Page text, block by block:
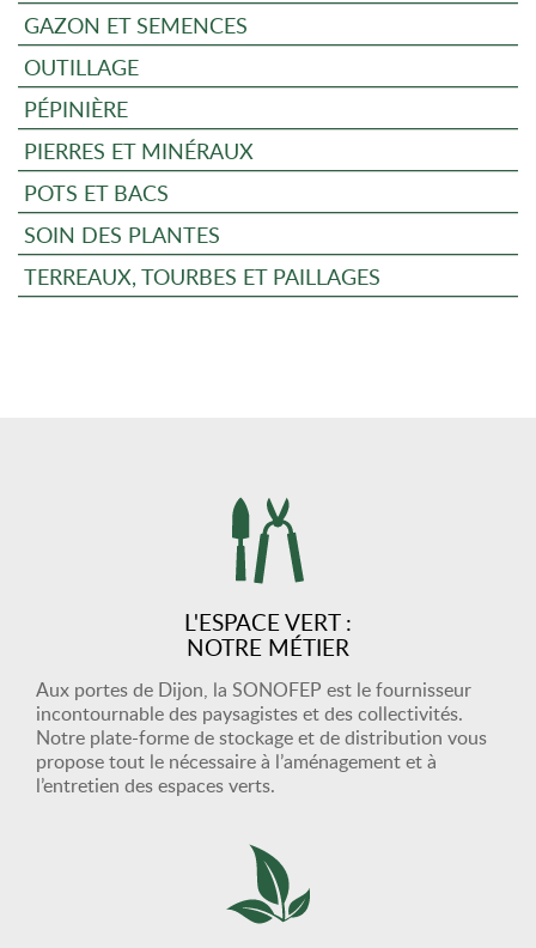
GAZON ET SEMENCES
OUTILLAGE
PÉPINIÈRE
PIERRES ET MINÉRAUX
POTS ET BACS
SOIN DES PLANTES
TERREAUX, TOURBES ET PAILLAGES
L'ESPACE VERT :
NOTRE MÉTIER
Aux portes de Dijon, la SONOFEP est le fournisseur
incontournable des paysagistes et des collectivités.
Notre plate-forme de stockage et de distribution vous
propose tout le nécessaire à l’aménagement et à
l’entretien des espaces verts.